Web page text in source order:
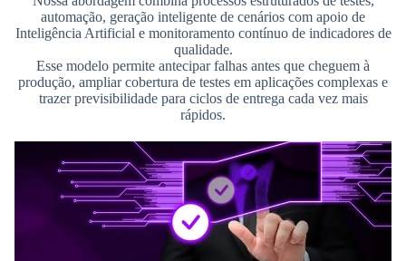
automação, geração inteligente de cenários com apoio de
Inteligência Artificial e monitoramento contínuo de indicadores de
qualidade.
Esse modelo permite antecipar falhas antes que cheguem à
produção, ampliar cobertura de testes em aplicações complexas e
trazer previsibilidade para ciclos de entrega cada vez mais
rápidos.